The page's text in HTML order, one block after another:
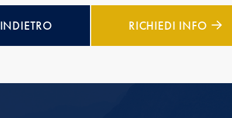
INDIETRO RICHIEDI INFO